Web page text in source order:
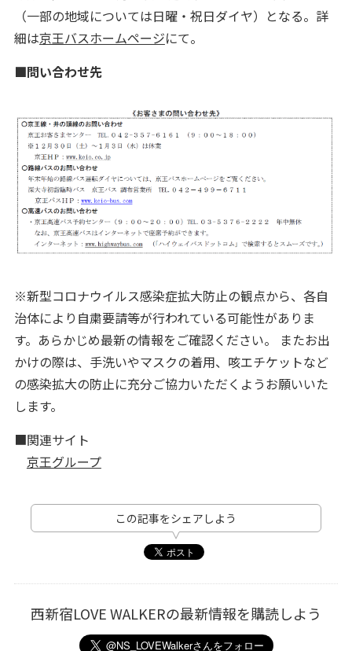
（一部の地域については日曜・祝日ダイヤ）となる。詳
細は京王バスホームページにて。
■問い合わせ先
※新型コロナウイルス感染症拡大防止の観点から、各自
治体により自粛要請等が行われている可能性がありま
す。あらかじめ最新の情報をご確認ください。 またお出
かけの際は、手洗いやマスクの着用、咳エチケットなど
の感染拡大の防止に充分ご協力いただくようお願いいた
します。
■関連サイト
京王グループ
この記事をシェアしよう
西新宿LOVE WALKERの最新情報を購読しよう